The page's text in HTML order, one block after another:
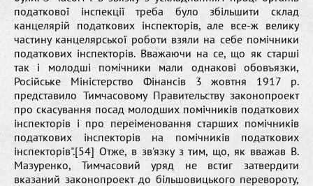
податкової інспекції треба було збільшити склад
канцелярій податкових інспекторів, але все-ж велику
частину канцелярської роботи взяли на себе помічники
податкових інспекторів. Вважаючи на се, що як старші
так і молодші помічники мали однакові обовъязки,
Російське Міністерство Фінансів 3 жовтня 1917 р.
представило Тимчасовому Правительству законопроект
про скасування посад молодших помічників податкових
інспекторів і про переіменовання старших помічників
податкових інспекторів на помічників податкових
інспекторів".[54] Отже, в зв'язку з тим, що, як вважав В.
Мазуренко, Тимчасовий уряд не встиг затвердити
вказаний законопроект до більшовицького перевороту,